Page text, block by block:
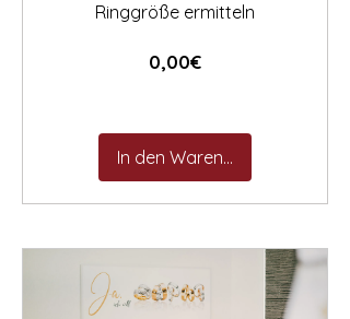
Ringgröße ermitteln
0,00€Preis
In den Warenkorb